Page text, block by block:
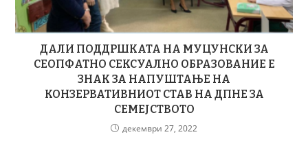
ДАЛИ ПОДДРШКАТА НА МУЦУНСКИ ЗА
СЕОПФАТНО СЕКСУАЛНО ОБРАЗОВАНИЕ Е
ЗНАК ЗА НАПУШТАЊЕ НА
КОНЗЕРВАТИВНИОТ СТАВ НА ДПНЕ ЗА
СЕМЕЈСТВОТО
декември 27, 2022